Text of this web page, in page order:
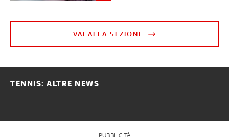
VAI ALLA SEZIONE
TENNIS: ALTRE NEWS
PUBBLICITÀ